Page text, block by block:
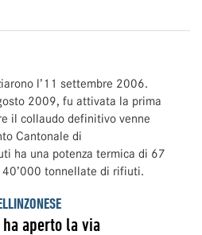
aperto la via